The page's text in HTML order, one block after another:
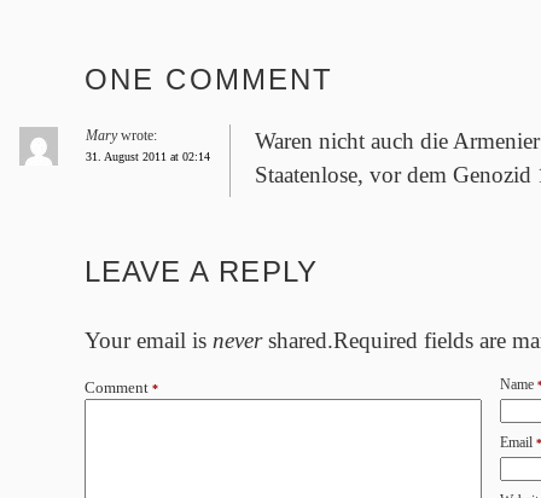
ONE COMMENT
Mary wrote:
31. August 2011 at 02:14
Waren nicht auch die
Staatenlose, vor dem Genozid
LEAVE A REPLY
Your email is nevershared.Required fields are
Comment * Name
Email *